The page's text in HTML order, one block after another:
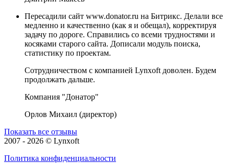
Пересадили сайт www.donator.ru на Битрикс. Делали все
медленно и качественно (как я и обещал), корректируя
задачу по дороге. Справились со всеми трудностями и
косяками старого сайта. Дописали модуль поиска,
статистику по проектам.
Сотрудничеством с компанией Lynxoft доволен. Будем
продолжать дальше.
Компания "Донатор"
Орлов Михаил (директор)
Показать все отзывы
2007 - 2026 © Lynxoft
Политика конфиденциальности